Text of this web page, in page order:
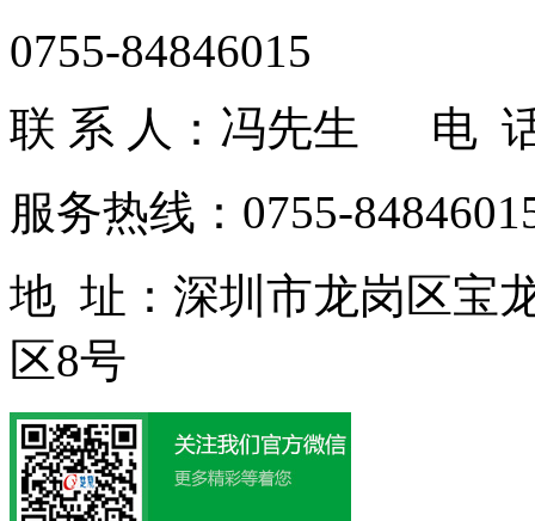
0755-84846015
联 系 人：冯先生 电 话
服务热线：0755-
地 址：深圳市龙岗区宝
区8号